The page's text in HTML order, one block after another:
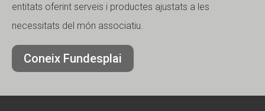
entitats oferint serveis i productes ajustats a les
necessitats del món associatiu.
Coneix Fundesplai